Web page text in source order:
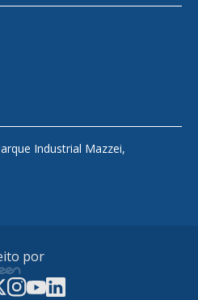
Industrial Mazzei,
por